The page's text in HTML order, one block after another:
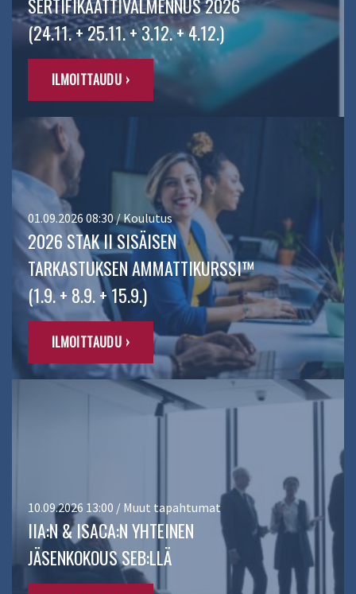
SERTIFIKAATTIVALMENNUS 2026
(24.11. + 25.11. + 3.12. + 4.12.)
ILMOITTAUDU ›
01.09.2026 08:30 / Koulutus
2026 STAK II SISÄISEN
TARKASTUKSEN AMMATTIKURSSI™
(1.9. + 8.9. + 15.9.)
ILMOITTAUDU ›
10.09.2026 13:00 / Muut tapahtumat
IIA:N & ISACA:N YHTEINEN
JÄSENKOKOUS SEB:LLÄ